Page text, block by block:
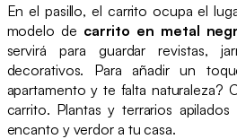
En el pasillo, el carrito ocupa el
modelo de carrito en metal
servirá para guardar revistas,
decorativos. Para añadir un
apartamento y te falta naturaleza?
carrito. Plantas y terrarios
encanto y verdor a tu casa.